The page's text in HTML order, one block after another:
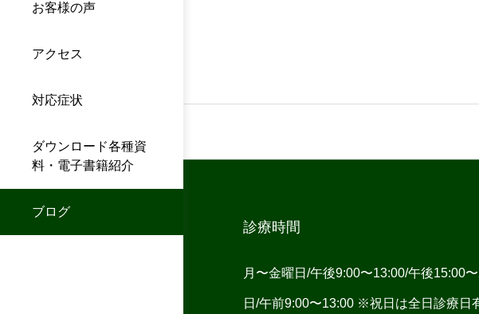
お客様の声
アクセス
対応症状
ダウンロード各種資
料・電子書籍紹介
ブログ
診療時間
月〜金曜日/午後9:00〜13:00/午後15:00
日/午前9:00〜13:00 ※祝日は全日診療日